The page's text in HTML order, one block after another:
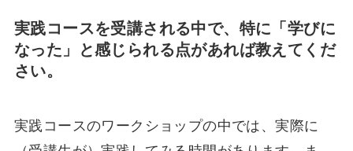
実践コースを受講される中で、特に「学びに
なった」と感じられる点があれば教えてくだ
さい。
実践コースのワークショップの中では、実際に